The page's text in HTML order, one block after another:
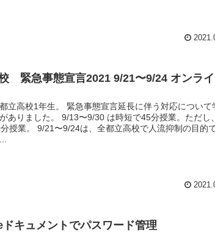
緊急事態宣言2021 9/21〜9/24 オンラ
立高校1年生。 緊急事態宣言延長に伴う対応について
ありました。 9/13〜9/30 は時短で45分授業。ただし
授業。 9/21〜9/24は、全都立高校で人流抑制の目的
キュメントでパスワード管理